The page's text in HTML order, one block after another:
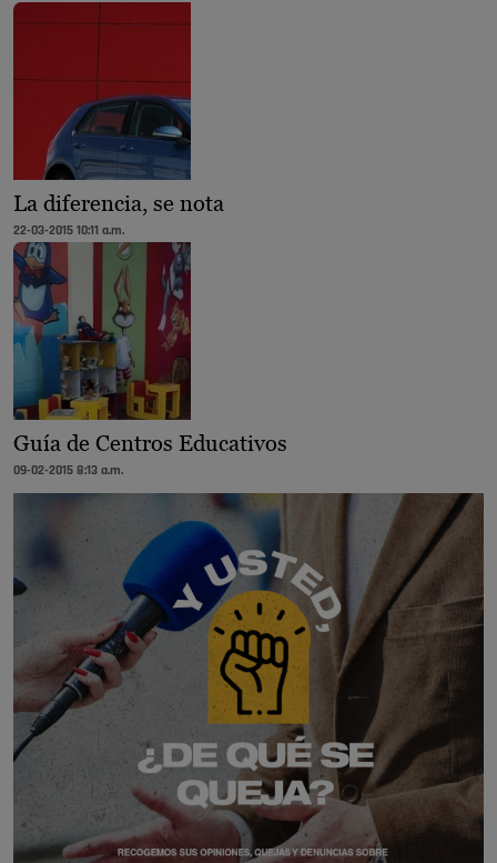
La diferencia, se nota
22-03-2015 10:11 a.m.
Guía de Centros Educativos
09-02-2015 8:13 a.m.